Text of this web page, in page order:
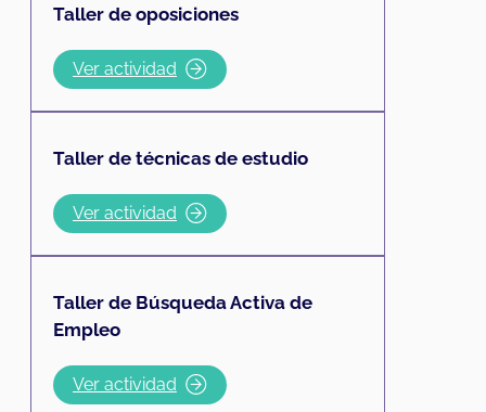
Taller de oposiciones
Ver actividad
Taller de técnicas de estudio
Ver actividad
Taller de Búsqueda Activa de
Empleo
Ver actividad